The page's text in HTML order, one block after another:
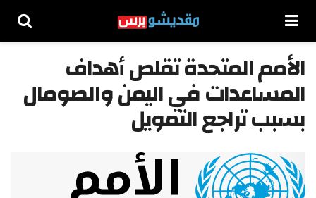
الأمم المتحدة تقلص أهداف
المساعدات في اليمن والصومال
بسبب تراجع التمويل